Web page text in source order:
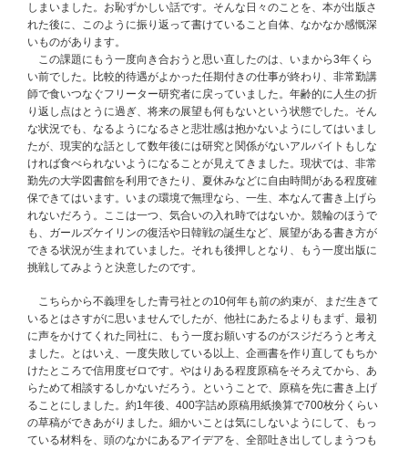
しまいました。お恥ずかしい話です。そんな日々のことを、本が出版さ
れた後に、このように振り返って書けていること自体、なかなか感慨深
いものがあります。
この課題にもう一度向き合おうと思い直したのは、いまから3年くら
い前でした。比較的待遇がよかった任期付きの仕事が終わり、非常勤講
師で食いつなぐフリーター研究者に戻っていました。年齢的に人生の折
り返し点はとうに過ぎ、将来の展望も何もないという状態でした。そん
な状況でも、なるようになるさと悲壮感は抱かないようにしてはいまし
たが、現実的な話として数年後には研究と関係がないアルバイトもしな
ければ食べられないようになることが見えてきました。現状では、非常
勤先の大学図書館を利用できたり、夏休みなどに自由時間がある程度確
保できてはいます。いまの環境で無理なら、一生、本なんて書き上げら
れないだろう。ここは一つ、気合いの入れ時ではないか。競輪のほうで
も、ガールズケイリンの復活や日韓戦の誕生など、展望がある書き方が
できる状況が生まれていました。それも後押しとなり、もう一度出版に
挑戦してみようと決意したのです。
こちらから不義理をした青弓社との10何年も前の約束が、まだ生きて
いるとはさすがに思いませんでしたが、他社にあたるよりもまず、最初
に声をかけてくれた同社に、もう一度お願いするのがスジだろうと考え
ました。とはいえ、一度失敗している以上、企画書を作り直してもちか
けたところで信用度ゼロです。やはりある程度原稿をそろえてから、あ
らためて相談するしかないだろう。ということで、原稿を先に書き上げ
ることにしました。約1年後、400字詰め原稿用紙換算で700枚分くらい
の草稿ができあがりました。細かいことは気にしないようにして、もっ
ている材料を、頭のなかにあるアイデアを、全部吐き出してしまうつも